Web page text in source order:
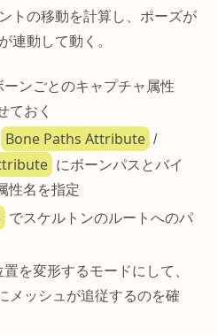
トの移動を計算し、ポーズが
連動して動く。
ンごとのキャプチャ属性
ておく
Bone Paths Attribute /
にボーンパスとバイ
性名を指定
でスケルトンのルートへのパ
を変形するモードにして、
メッシュが追従するのを確